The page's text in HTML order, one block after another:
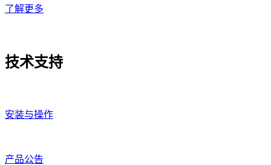
了解更多
技术支持
安装与操作
产品公告